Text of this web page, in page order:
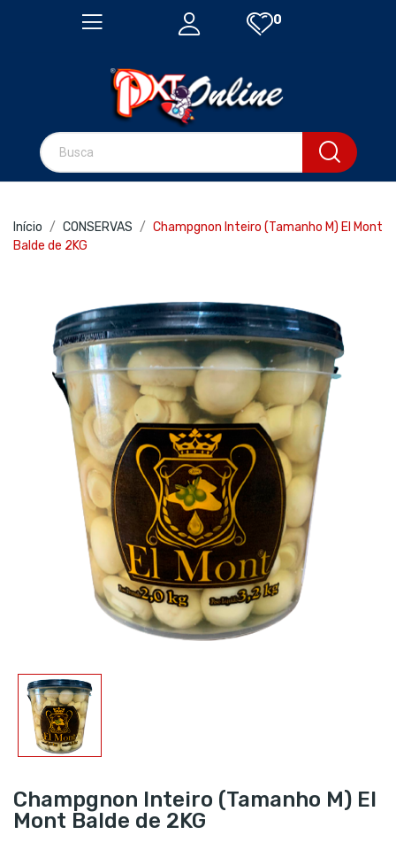
0
Início CONSERVAS
Champgnon Inteiro (Tamanho M) El Mont
Balde de 2KG
Champgnon Inteiro (Tamanho M) El
Mont Balde de 2KG